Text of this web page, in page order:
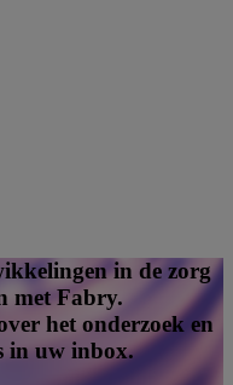
in de zorg
met Fabry.
het onderzoek en
in uw inbox.